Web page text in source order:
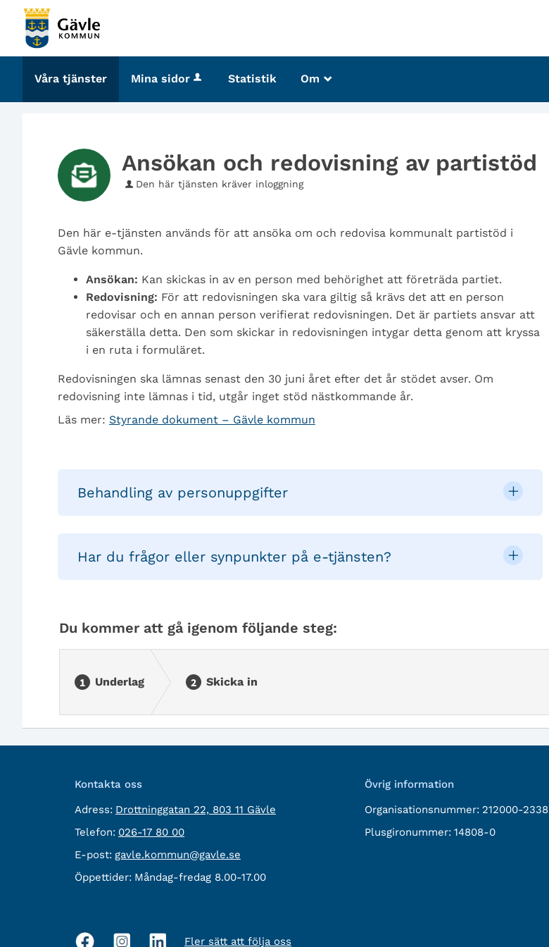
Välkommen
tjänster
Gävle
kommun
Våra tjänster Mina sidor Statistik Om _
Ansökan och redovisning av partistöd
Den här tjänsten kräver inloggning
Den här e-tjänsten används för att ansöka om och redovisa kommunalt partistöd i
Gävle kommun.
Ansökan: Kan skickas in av en person med behörighet att företräda partiet.
Redovisning: För att redovisningen ska vara giltig så krävs det att en person
redovisar och en annan person verifierat redovisningen. Det är partiets ansvar att
säkerställa detta. Den som skickar in redovisningen intygar detta genom att kryssa
i en ruta i formuläret.
Redovisningen ska lämnas senast den 30 juni året efter det år stödet avser. Om
redovisning inte lämnas i tid, utgår inget stöd nästkommande år.
Läs mer: Styrande dokument – Gävle kommun
Behandling av personuppgifter
Har du frågor eller synpunkter på e-tjänsten?
Du kommer att gå igenom följande steg:
Underlag Skicka in
Kontakta oss
Adress: besöksadress:
Drottninggatan 22, 803 11 Gävle
Telefon: Telefon:
026-17 80 00
E-post: E-
post:
gavle.kommun@gavle.se
Öppettider: Måndag-fredag 8.00-17.00
Övrig information
Organisationsnummer: 212000-2338
Plusgironummer: 14808-0
Fler sätt att följa oss